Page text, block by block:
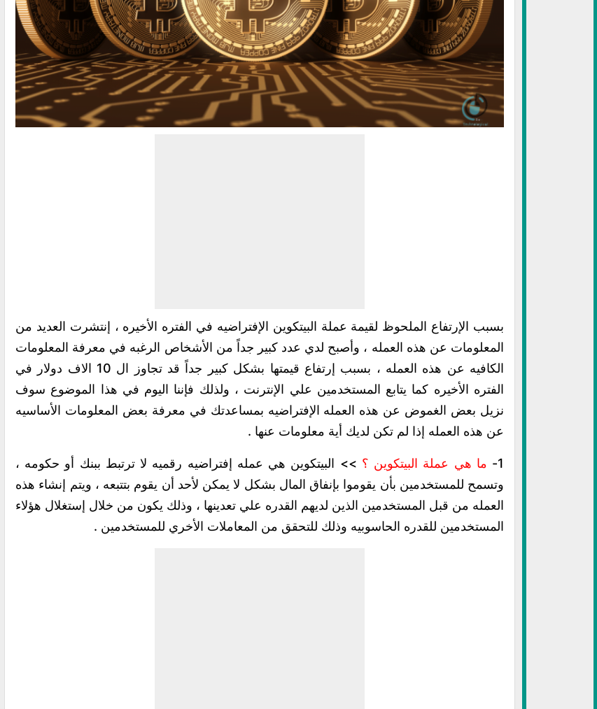
بسبب الإرتفاع الملحوظ لقيمة عملة البيتكوين الإفتراضيه في الفتره الأخيره ، إنتشرت العديد من
المعلومات عن هذه العمله ، وأصبح لدي عدد كبير جداً من الأشخاص الرغبه في معرفة المعلومات
الكافيه عن هذه العمله ، بسبب إرتفاع قيمتها بشكل كبير جداً قد تجاوز ال 10 الاف دولار في
الفتره الأخيره كما يتابع المستخدمين علي الإنترنت ، ولذلك فإننا اليوم في هذا الموضوع سوف
نزيل بعض الغموض عن هذه العمله الإفتراضيه بمساعدتك في معرفة بعض المعلومات الأساسيه
عن هذه العمله إذا لم تكن لديك أية معلومات عنها .
1- ما هي عملة البيتكوين ؟ >> البيتكوين هي عمله إفتراضيه رقميه لا ترتبط ببنك أو حكومه ،
وتسمح للمستخدمين بأن يقوموا بإنفاق المال بشكل لا يمكن لأحد أن يقوم بتتبعه ، ويتم إنشاء هذه
العمله من قبل المستخدمين الذين لديهم القدره علي تعدينها ، وذلك يكون من خلال إستغلال هؤلاء
المستخدمين للقدره الحاسوبيه وذلك للتحقق من المعاملات الأخري للمستخدمين .